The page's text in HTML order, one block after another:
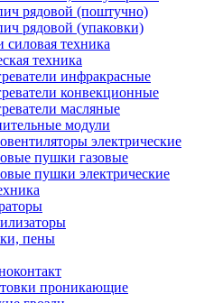
рядовой (поштучно)
рядовой (упаковки)
силовая техника
техника
инфракрасные
конвекционные
масляные
модули
электрические
пушки газовые
пушки электрические
пены
проникающие